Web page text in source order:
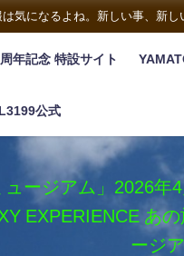
気になるよね。新しい事、新し
年記念 特設サイト
公式
ージアム」2026年
EXPERIENCE あ
ージ